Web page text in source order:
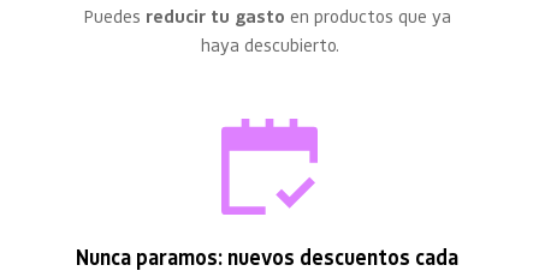
Puedes reducir tu gasto en productos que ya
haya descubierto.
Nunca paramos: nuevos descuentos cada